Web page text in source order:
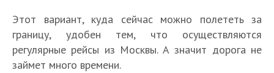
Этот вариант, куда сейчас можно полететь за
границу, удобен тем, что осуществляются
регулярные рейсы из Москвы. А значит дорога не
займет много времени.